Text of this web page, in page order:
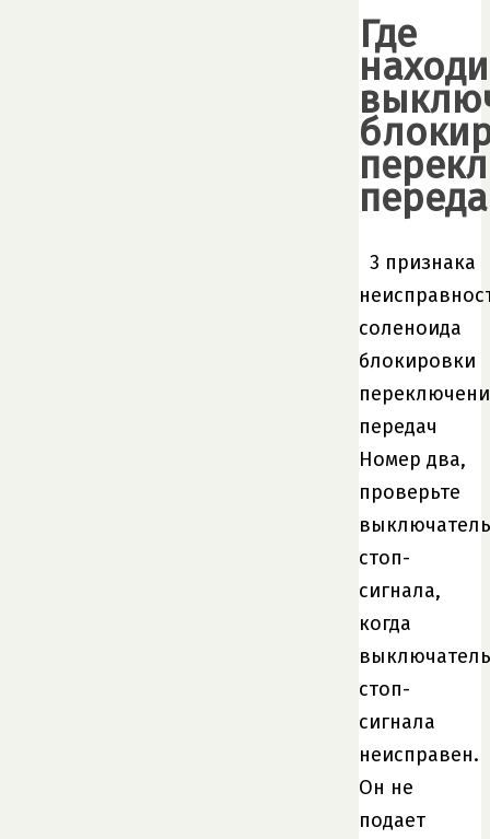
Где
3 признака
соленоида
блокировки
передач
Номер два,
проверьте
выключатель
стоп-
сигнала,
когда
выключатель
стоп-
сигнала
неисправен.
Он не
подает